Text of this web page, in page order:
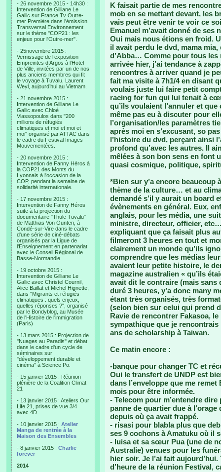
- 26 novembre 2015 - 14h30 :
Intervention de Gilliane Le
Gallic sur France Tv Outre-
mer Première dans l'émission
Transversal Environnement
sur le thème "COP21 : les
enjeux pour l'Outre-mer".
- 25novembre 2015 :
Vernissage de l’exposition
Empreintes d’Argos à l’Hotel
de Ville, invitées par un de nos
plus anciens membres qui fit
le voyage à Tuvalu, Laurent
Weyl, aujourd’hui au Vietnam.
- 21 novembre 2015 :
Intervention de Gilliane Le
Gallic avec Chloé
Vlassopoulos dans "200
millions de réfugiés
climatiques et moi et moi et
moi" organisé par ATTAC dans
le cadre du Festival Images
Mouvementées.
- 20 novembre 2015 :
Intervention de Fanny Héros à
la COP21 des Monts du
Lyonnais à l'occasion de la
COP, pendant la semaine de
solidarité internationale.
- 17 novembre 2015 :
Intervention de Fanny Héros
suite à la projection du
documentaire "Thule Tuvalu"
de Matthias Von Gunten, à
Condé-sur-Vire dans le cadre
d'une série de ciné-débats
organisés par la Ligue de
l'Enseignement en partenariat
avec le Conseil Régional de
Basse-Normandie.
- 19 octobre 2015 :
Intervention de Gilliane Le
Gallic avec Christel Cournil,
Alice Baillat et Michel Hignette,
dans "Migrants et réfugiés
climatiques : quels enjeux,
quelles réponses ?", organisé
par le Bondyblog, au Musée
de l'Histoire de l'immigration
(Paris)
- 13 mars 2015 : Projection de
"Nuages au Paradis" et débat
dans le cadre d'un cycle de
séminaires sur
"développement durable et
cinéma" à Science Po.
- 15 janvier 2015 : Réunion
plénière de la Coalition Climat
21
- 13 janvier 2015 : Ateliers Our
Life 21, prises de vue 3/4
avec 4D
- 10 janvier 2015 : Atelier
Manga de rentrée à la
Maison des Ensembles
- 8 janvier 2015 : Charlie
forever
2014
K faisait partie de mes
mob en se mettant devant, les
vais peut être venir te voir ce
Emanuel m’avait donné de
Oui mais nous étions en froid.
il avait perdu le dvd, mama
d’Abba… Comme pour tous
arrivée hier, j’ai tendance à
rencontres à arriver quand je
fait ma visite à 7h1/4 en disant
voulais juste lui faire petit
racing for fun qui lui tenait à
qu’ils voulaient l’annuler et
même pas eu à discuter pour
l’organisation/les paramètres
après moi en s’excusant, so
l’histoire du dvd, perçant ainsi
profond qu’avec les autres. Il
mêlées à son bon sens en font
quasi cosmique, politique,
*Bien sur y’a encore beaucoup
thème de la culture… et au
demandé s’il y aurait un board
évènements en général. Eux,
anglais, pour les média, une
ministre, directeur, officier,
expliquant que ça faisait plus
filmeront 3 heures en tout et
clairement un monde qu’ils
comprendre que les médias
avaient leur petite histoire, le
magazine australien « qu’ils
avait dit le contraire (mais sans
duré 3 heures, y’a donc many
étant très organisés, très
(selon bien sur celui qui prend
Ravie de rencontrer Fakasoa,
sympathique que je
ans de scholarship à Taiwan.
Ce matin encore :
-banque pour changer TC et
Oui le transfert de UNDP est
dans l’enveloppe que me
mois pour être informée.
- Telecom pour m’entendre dire
panne de quartier due à
depuis où ça avait frappé.
- risasi pour blabla plus que
ses 9 cochons à Amatuku où il
- luisa et sa sœur Pua (une de
Australie) venues pour les
hier soir. Je l’ai fait
d’heure de la réunion Festival,